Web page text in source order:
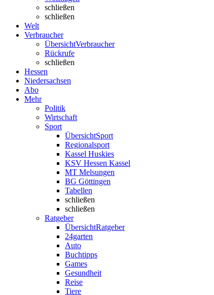
schließen
schließen
Welt
Verbraucher
ÜbersichtVerbraucher
Rückrufe
schließen
Hessen
Niedersachsen
Abo
Mehr
Politik
Wirtschaft
Sport
ÜbersichtSport
Regionalsport
Kassel Huskies
KSV Hessen Kassel
MT Melsungen
BG Göttingen
Tabellen
schließen
schließen
Ratgeber
ÜbersichtRatgeber
24garten
Auto
Buchtipps
Games
Gesundheit
Reise
Tiere